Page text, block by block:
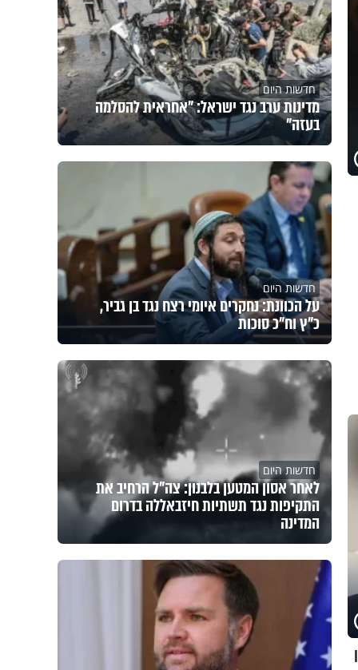
חדשות היום
מדינות ערב נגד ישראל: "אחראית להסלמה
בעזה"
חדשות היום
על הכוונת: נחקרים איומי רצח נגד בן גביר,
כ"ץ וח"כ סוכות
חדשות היום
לאחר אסון המטען בלבנון: צה"ל הרחיב את
התקיפות נגד תשתיות חיזבאללה בדרום
המדינה